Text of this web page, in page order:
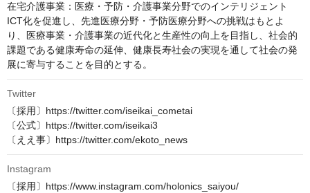
在宅介護事業：医療・予防・介護事業分野でのインテリジェント
ICT化を促進し、先進医療分野・予防医療分野への挑戦はもとよ
り、医療事業・介護事業の近代化と生産性の向上を目指し、社会的
課題である健康寿命の延伸、健康長寿社会の実現を通して社会の発
展に寄与することを目的とする。
Twitter
〔採用〕https://twitter.com/iseikai_cometai
〔公式〕https://twitter.com/iseikai3
〔ええ事〕https://twitter.com/ekoto_news
Instagram
〔採用〕https://www.instagram.com/holonics_saiyou/